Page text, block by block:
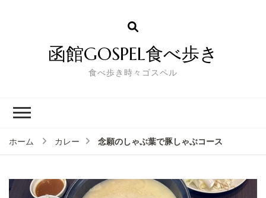
函館GOSPEL食べ歩き
食べ歩き時々ゴスペル
ホーム カレー 念願のしゃぶ葉で豚しゃぶコース